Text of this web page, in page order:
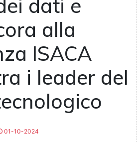
dati e
alla
ISACA
i leader del
01-10-2024